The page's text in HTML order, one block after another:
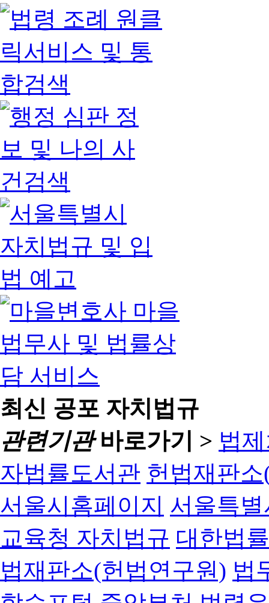
최신 공포 자치법규
관련기관바로가기 > 법
자법률도서관 헌법재판
서울시홈페이지 서울특
교육청 자치법규 대한법
법재판소(헌법연구원) 법